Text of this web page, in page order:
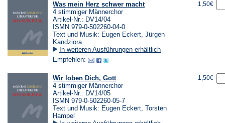
Was mein Herz schwer macht
4 stimmiger Männerchor
Artikel-Nr.: DV14/04
ISMN 979-0-502260-04-0
Text und Musik: Eugen Eckert, Jürgen
Kandziora
In weiteren Ausführungen erhältlich
Empfehlen:
1,50€
Wir loben Dich, Gott
4 stimmiger Männerchor
Artikel-Nr.: DV14/05
ISMN 979-0-502260-05-7
Text und Musik: Eugen Eckert, Torsten
Hampel
1,50€